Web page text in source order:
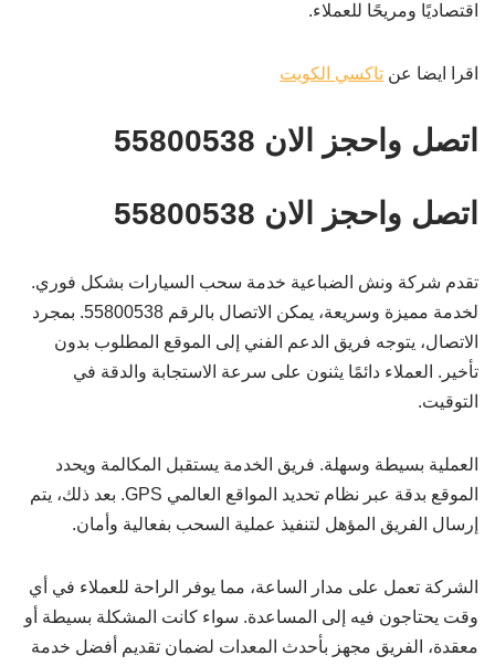
اقتصاديًا ومريحًا للعملاء.
اقرا ايضا عن تاكسي الكويت
اتصل واحجز الان 55800538
اتصل واحجز الان 55800538
تقدم شركة ونش الضباعية خدمة سحب السيارات بشكل فوري.
لخدمة مميزة وسريعة، يمكن الاتصال بالرقم 55800538. بمجرد
الاتصال، يتوجه فريق الدعم الفني إلى الموقع المطلوب بدون
تأخير. العملاء دائمًا يثنون على سرعة الاستجابة والدقة في
التوقيت.
العملية بسيطة وسهلة. فريق الخدمة يستقبل المكالمة ويحدد
الموقع بدقة عبر نظام تحديد المواقع العالمي GPS. بعد ذلك، يتم
إرسال الفريق المؤهل لتنفيذ عملية السحب بفعالية وأمان.
الشركة تعمل على مدار الساعة، مما يوفر الراحة للعملاء في أي
وقت يحتاجون فيه إلى المساعدة. سواء كانت المشكلة بسيطة أو
معقدة، الفريق مجهز بأحدث المعدات لضمان تقديم أفضل خدمة